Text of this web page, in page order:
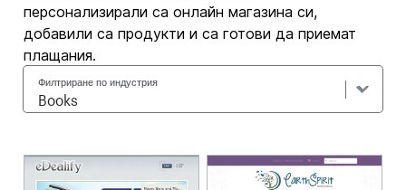
персонализирали са онлайн магазина си,
добавили са продукти и са готови да приемат
плащания.
Филтриране по индустрия